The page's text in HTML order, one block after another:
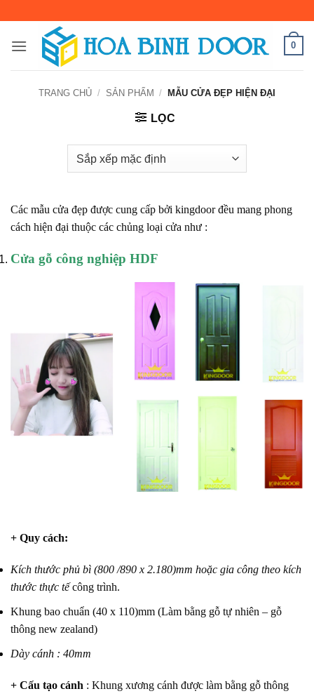
nội
0
TRANG CHỦ / SẢN PHẨM / MẪU CỬA ĐẸP HIỆN ĐẠI
LỌC
Các mẫu cửa đẹp được cung cấp bởi kingdoor đều mang phong
cách hiện đại thuộc các chủng loại cửa như :
Cửa gỗ công nghiệp HDF
+ Quy cách:
Kích thước phủ bì (800 /890 x 2.180)mm hoặc gia công theo kích
thước thực tếcông trình.
Khung bao chuẩn (40 x 110)mm (Làm bằng gỗ tự nhiên – gỗ
thông new zealand)
Dày cánh : 40mm
+ Cấu tạo cánh : Khung xương cánh được làm bằng gỗ thông